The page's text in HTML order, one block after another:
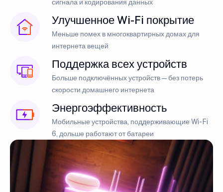
сигнала и кодирования данных
Улучшенное Wi-Fi покрытие
Меньше помех в многоквартирных домах для
интернета вещей
Поддержка всех устройств
Больше подключённых устройств — без потерь
скорости домашнего интернета
Энергоэффективность
Мобильные устройства, поддерживающие Wi-Fi
6, дольше работают от батареи